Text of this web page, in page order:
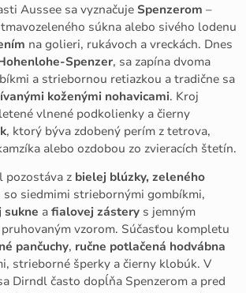
Aussee sa vyznačuje Spenzerom –
súkna alebo sivého lodenu
na golieri, rukávoch a vreckách. Dnes
Spenzer, sa zapína dvoma
a striebornou retiazkou a tradične sa
koženými nohavicami. Kroj
vlnené podkolienky a čierny
, ktorý býva zdobený perím z tetrova,
alebo ozdobou zo zvieracích štetín.
pozostáva z bielej blúzky, zeleného
so siedmimi striebornými gombíkmi,
sukne a fialovej zástery s jemným
vzorom. Súčasťou kompletu
pančuchy, ručne potlačená hodvábna
strieborné šperky a čierny klobúk. V
Dirndl často dopĺňa Spenzerom a pred